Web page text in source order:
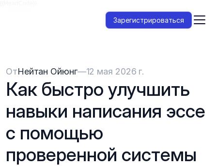
Зарегистрироваться
ОтНейтан Ойюнг—12 мая 2026 г.
Как быстро улучшить
навыки написания эссе
с помощью
проверенной системы